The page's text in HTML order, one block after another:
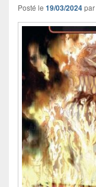
Posté le 19/03/2024par